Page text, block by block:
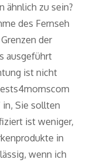
ähnlich zu sein?
des Fernseh
der
ausgeführt
ist nicht
in, Sie sollten
ist weniger,
in
wenn ich